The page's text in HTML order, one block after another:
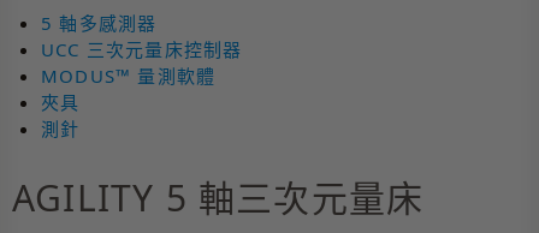
5 軸多感測器
UCC 三次元量床控制器
MODUS™ 量測軟體
夾具
測針
AGILITY 5 軸三次元量床